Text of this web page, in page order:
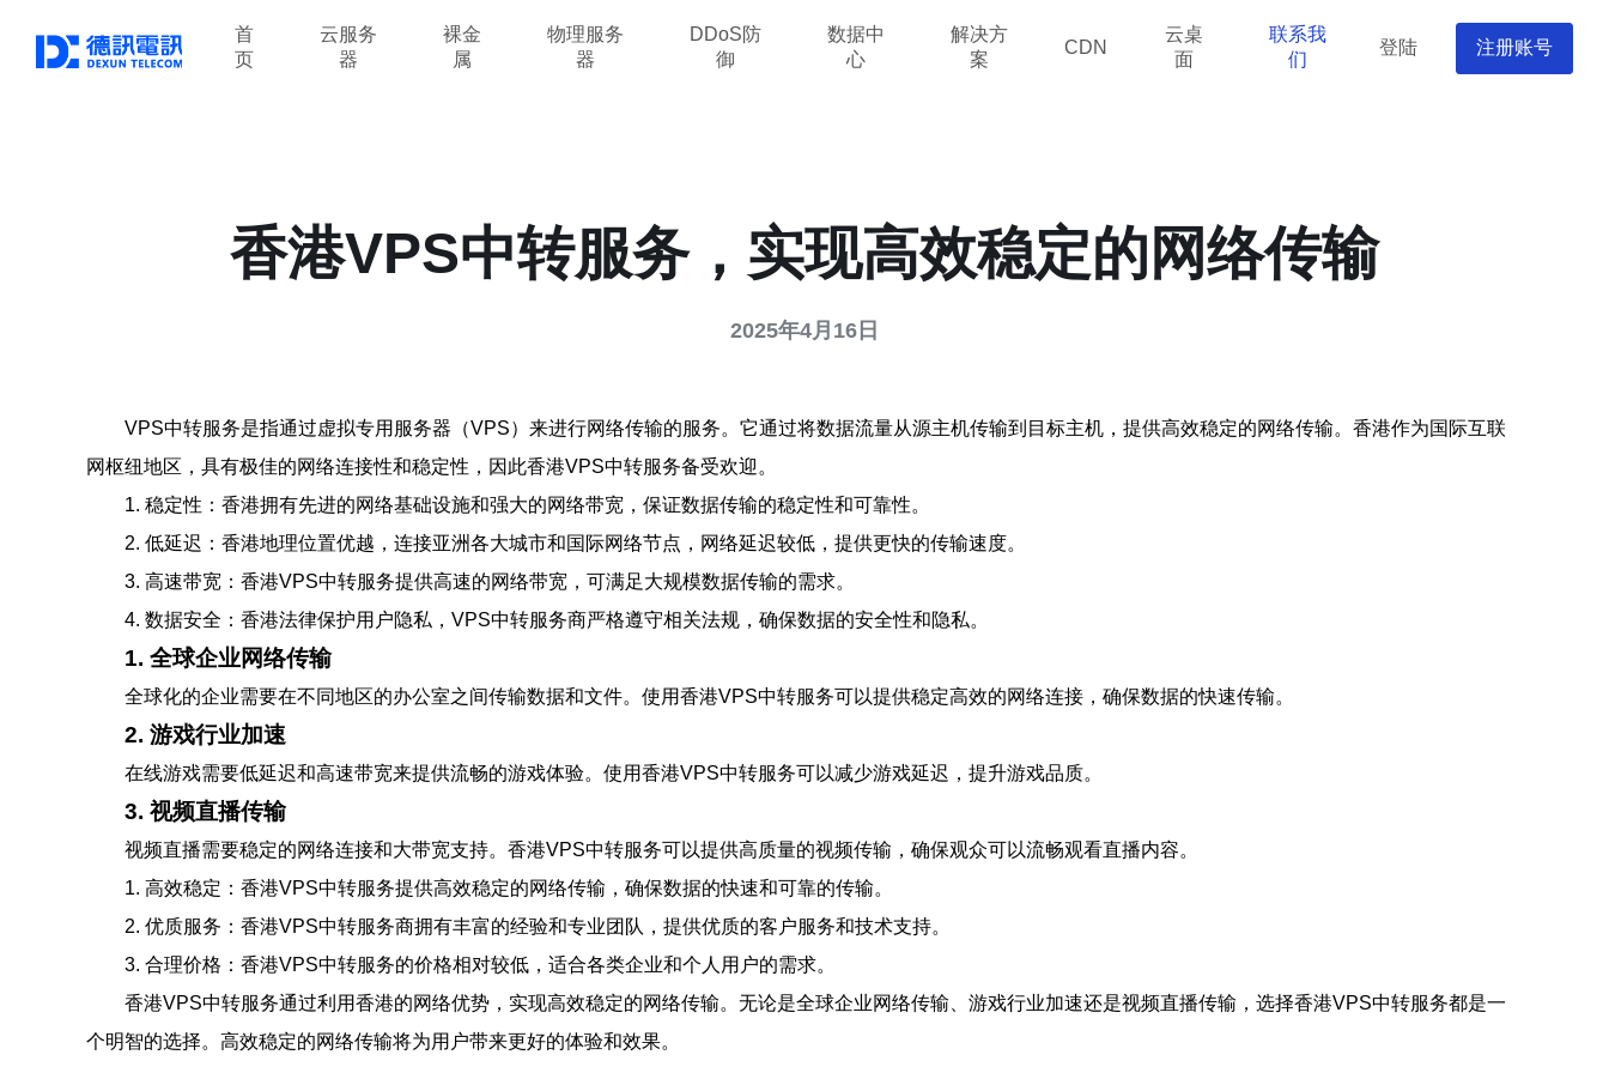
首
页
云服务
器
裸金
属
物理服务
器
DDoS防
御
数据中
心
解决方
案
CDN
云桌
面
联系我
们
登陆 注册账号
香港VPS中转服务，实现高效稳定的网络传输
2025年4月16日
VPS中转服务是指通过虚拟专用服务器（VPS）来进行网络传输的服务。它通过将数据流量从源主机传输到目标主机，提供高效稳定的网络传输。香港作为国际互联
网枢纽地区，具有极佳的网络连接性和稳定性，因此香港VPS中转服务备受欢迎。
1. 稳定性：香港拥有先进的网络基础设施和强大的网络带宽，保证数据传输的稳定性和可靠性。
2. 低延迟：香港地理位置优越，连接亚洲各大城市和国际网络节点，网络延迟较低，提供更快的传输速度。
3. 高速带宽：香港VPS中转服务提供高速的网络带宽，可满足大规模数据传输的需求。
4. 数据安全：香港法律保护用户隐私，VPS中转服务商严格遵守相关法规，确保数据的安全性和隐私。
1. 全球企业网络传输
全球化的企业需要在不同地区的办公室之间传输数据和文件。使用香港VPS中转服务可以提供稳定高效的网络连接，确保数据的快速传输。
2. 游戏行业加速
在线游戏需要低延迟和高速带宽来提供流畅的游戏体验。使用香港VPS中转服务可以减少游戏延迟，提升游戏品质。
3. 视频直播传输
视频直播需要稳定的网络连接和大带宽支持。香港VPS中转服务可以提供高质量的视频传输，确保观众可以流畅观看直播内容。
1. 高效稳定：香港VPS中转服务提供高效稳定的网络传输，确保数据的快速和可靠的传输。
2. 优质服务：香港VPS中转服务商拥有丰富的经验和专业团队，提供优质的客户服务和技术支持。
3. 合理价格：香港VPS中转服务的价格相对较低，适合各类企业和个人用户的需求。
香港VPS中转服务通过利用香港的网络优势，实现高效稳定的网络传输。无论是全球企业网络传输、游戏行业加速还是视频直播传输，选择香港VPS中转服务都是一
个明智的选择。高效稳定的网络传输将为用户带来更好的体验和效果。